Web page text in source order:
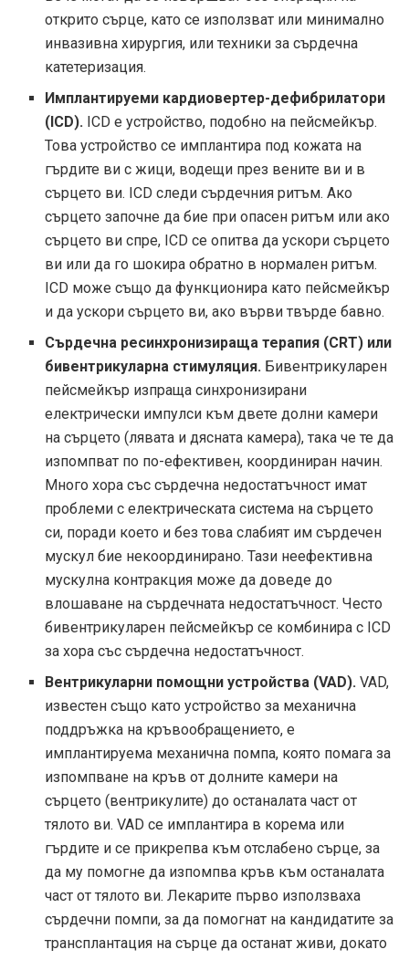
открито сърце, като се използват или минимално
инвазивна хирургия, или техники за сърдечна
катетеризация.
Имплантируеми кардиовертер-дефибрилатори
(ICD). ICD е устройство, подобно на пейсмейкър.
Това устройство се имплантира под кожата на
гърдите ви с жици, водещи през вените ви и в
сърцето ви. ICD следи сърдечния ритъм. Ако
сърцето започне да бие при опасен ритъм или ако
сърцето ви спре, ICD се опитва да ускори сърцето
ви или да го шокира обратно в нормален ритъм.
ICD може също да функционира като пейсмейкър
и да ускори сърцето ви, ако върви твърде бавно.
Сърдечна ресинхронизираща терапия (CRT) или
бивентрикуларна стимуляция. Бивентрикуларен
пейсмейкър изпраща синхронизирани
електрически импулси към двете долни камери
на сърцето (лявата и дясната камера), така че те да
изпомпват по по-ефективен, координиран начин.
Много хора със сърдечна недостатъчност имат
проблеми с електрическата система на сърцето
си, поради което и без това слабият им сърдечен
мускул бие некоординирано. Тази неефективна
мускулна контракция може да доведе до
влошаване на сърдечната недостатъчност. Често
бивентрикуларен пейсмейкър се комбинира с ICD
за хора със сърдечна недостатъчност.
Вентрикуларни помощни устройства (VAD). VAD,
известен също като устройство за механична
поддръжка на кръвообращението, е
имплантируема механична помпа, която помага за
изпомпване на кръв от долните камери на
сърцето (вентрикулите) до останалата част от
тялото ви. VAD се имплантира в корема или
гърдите и се прикрепва към отслабено сърце, за
да му помогне да изпомпва кръв към останалата
част от тялото ви. Лекарите първо използваха
сърдечни помпи, за да помогнат на кандидатите за
трансплантация на сърце да останат живи, докато